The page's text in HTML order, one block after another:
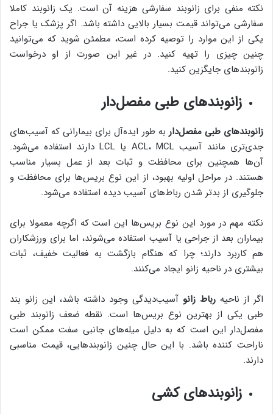
نکته منفی برای زانوبند سفارشی هزینه آن است. یک زانوبند کاملا
سفارشی می‌تواند قیمت بسیار بالایی داشته باشد. اگر پزشک یا جراح
یکی از این موارد را توصیه کرده است، مطمئن شوید که می‌توانید
چنین چیزی را تهیه کنید. در غیر این صورت از او درخواست
زانوبندهای جایگزین کنید.
زانوبندهای طبی مفصل‌دار
زانوبندهای طبی مفصل‌دار به طور ایده‌آل برای بیمارانی که آسیب‌های
جدی‌تری مانند آسیب ACL، MCL یا LCL دارند استفاده می‌شود.
آن‌ها همچنین برای محافظت و ثبات بعد از عمل بسیار مناسب
هستند. در مراحل اولیه بهبود، از این نوع بریس‌ها برای محافظت و
جلوگیری از بدتر شدن رباط‌های آسیب دیده استفاده می‌شود.
نکته مهم در مورد این نوع بریس‌ها این است که اگرچه معمولا برای
بیماران بعد از جراحی یا آسیب استفاده می‌شوند، اما برای ورزشکاران
هم کاربرد دارند؛ چرا که هنگام بازگشت به فعالیت خفیف، ثبات
بیشتری در ناحیه زانو ایجاد می‌کنند.
اگر از ناحیه رباط زانو آسیب‌دیدگی وجود داشته باشد، این زانو بند
طبی یکی از بهترین نوع بریس‌ها است. نقطه ضعف زانوبند طبی
مفصل‌دار این است که به دلیل میله‌های جانبی سفت ممکن است
ناراحت کننده باشد. با این حال چنین زانوبندهایی، قیمت مناسبی
دارند.
زانوبندهای کشی